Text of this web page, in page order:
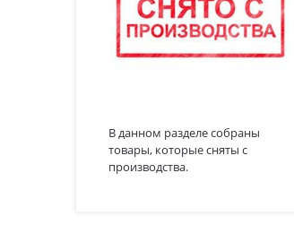
В данном разделе собраны
товары, которые сняты с
производства.